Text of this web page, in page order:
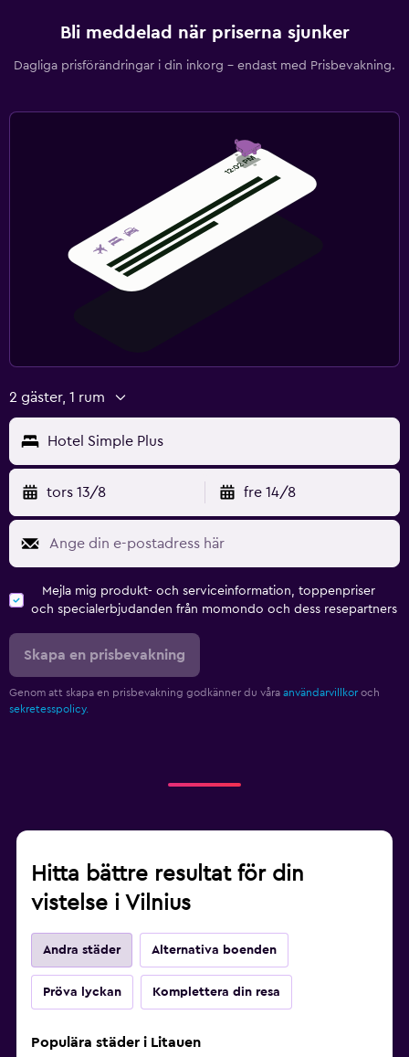
Bli meddelad när priserna sjunker
Dagliga prisförändringar i din inkorg – endast med Prisbevakning.
2 gäster, 1 rum
Hotel Simple Plus
tors 13/8 fre 14/8
Mejla mig produkt- och serviceinformation, toppenpriser
och specialerbjudanden från momondo och dess resepartners
Skapa en prisbevakning
Genom att skapa en prisbevakning godkänner du våra användarvillkor och
sekretesspolicy.
Hitta bättre resultat för din
vistelse i Vilnius
Andra städer Alternativa boenden
Pröva lyckan Komplettera din resa
Populära städer i Litauen